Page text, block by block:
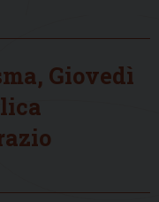
Giovedì